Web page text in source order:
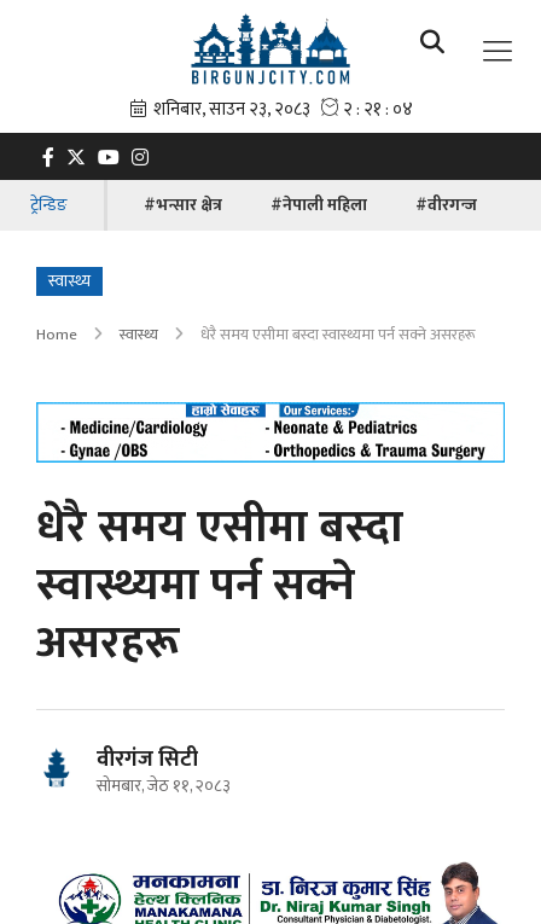
ट्रेन्डिङ #भन्सार क्षेत्र #नेपाली महिला #वीरगन्ज
स्वास्थ्य
Home स्वास्थ्य धेरै समय एसीमा बस्दा स्वास्थ्यमा पर्न सक्ने असरहरू
धेरै समय एसीमा बस्दा
स्वास्थ्यमा पर्न सक्ने
असरहरू
वीरगंज सिटी
सोमबार, जेठ ११, २०८३